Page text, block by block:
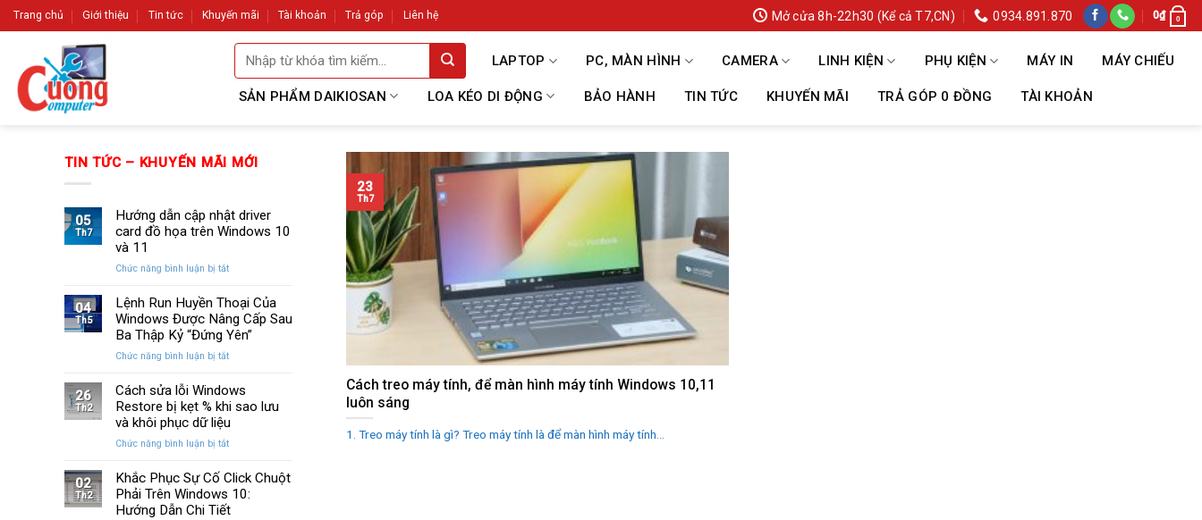
Skip
to
Trang chủ Giới thiệu Tin tức Khuyến mãi Tài khoản Trả góp Liên hệ Mở cửa 8h-22h30 (Kể cả T7,CN) 0934.891.870 0₫ 0
Tìm
kiếm:
LAPTOP PC, MÀN HÌNH CAMERA LINH KIỆN PHỤ KIỆN MÁY IN MÁY CHIẾU
SẢN PHẨM DAIKIOSAN LOA KÉO DI ĐỘNG BẢO HÀNH TIN TỨC KHUYẾN MÃI TRẢ GÓP 0 ĐỒNG TÀI KHOẢN
TIN TỨC – KHUYẾN MÃI MỚI
05
Th7
Hướng dẫn cập nhật driver
card đồ họa trên Windows 10
và 11
Chức năng bình luận bị tắtở
dẫn
cập
nhật
card
họa
trên
Windows
và
04
Th5
Lệnh Run Huyền Thoại Của
Windows Được Nâng Cấp Sau
Ba Thập Kỷ “Đứng Yên”
Chức năng bình luận bị tắtở
Run
Huyền
Windows
Nâng
Cấp
Sau
26
Th2
Cách sửa lỗi Windows
Restore bị kẹt % khi sao lưu
và khôi phục dữ liệu
Chức năng bình luận bị tắtở
sửa
lỗi
Windows
02
Th2
Khắc Phục Sự Cố Click Chuột
Phải Trên Windows 10:
Hướng Dẫn Chi Tiết
Cách treo máy tính, để màn hình máy tính Windows 10,11
luôn sáng
1. Treo máy tính là gì? Treo máy tính là để màn hình máy tính...
23
Th7